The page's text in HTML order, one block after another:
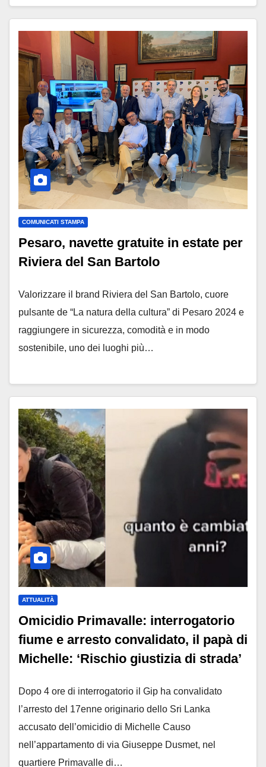
COMUNICATI STAMPA
Pesaro, navette gratuite in estate per
Riviera del San Bartolo
Valorizzare il brand Riviera del San Bartolo, cuore
pulsante de “La natura della cultura” di Pesaro 2024 e
raggiungere in sicurezza, comodità e in modo
sostenibile, uno dei luoghi più…
ATTUALITÀ
Omicidio Primavalle: interrogatorio
fiume e arresto convalidato, il papà di
Michelle: ‘Rischio giustizia di strada’
Dopo 4 ore di interrogatorio il Gip ha convalidato
l’arresto del 17enne originario dello Sri Lanka
accusato dell’omicidio di Michelle Causo
nell’appartamento di via Giuseppe Dusmet, nel
quartiere Primavalle di…